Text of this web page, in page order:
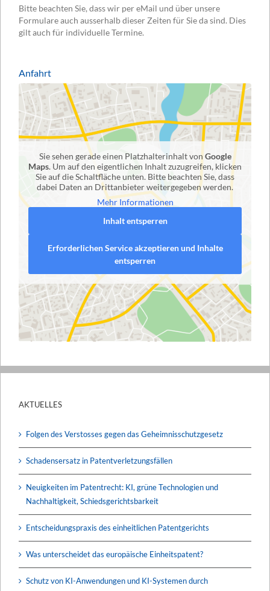
Bitte beachten Sie, dass wir per eMail und über unsere
Formulare auch ausserhalb dieser Zeiten für Sie da sind. Dies
gilt auch für individuelle Termine.
Anfahrt
Sie sehen gerade einen Platzhalterinhalt von Google
Maps. Um auf den eigentlichen Inhalt zuzugreifen, klicken
Sie auf die Schaltfläche unten. Bitte beachten Sie, dass
dabei Daten an Drittanbieter weitergegeben werden.
Mehr Informationen
Inhalt entsperren
Erforderlichen Service akzeptieren und Inhalte
entsperren
AKTUELLES
Folgen des Verstosses gegen das Geheimnisschutzgesetz
Schadensersatz in Patentverletzungsfällen
Neuigkeiten im Patentrecht: KI, grüne Technologien und
Nachhaltigkeit, Schiedsgerichtsbarkeit
Entscheidungspraxis des einheitlichen Patentgerichts
Was unterscheidet das europäische Einheitspatent?
Schutz von KI-Anwendungen und KI-Systemen durch